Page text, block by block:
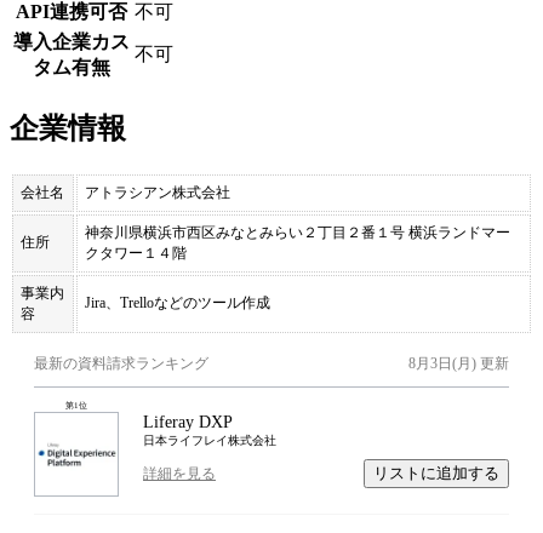
API連携可否 不可
導入企業カス
タム有無
不可
企業情報
会社名 アトラシアン株式会社
住所
神奈川県横浜市西区みなとみらい２丁目２番１号 横浜ランドマー
クタワー１４階
事業内
容
Jira、Trelloなどのツール作成
最新の資料請求ランキング 8月3日(月) 更新
第1位
Liferay DXP
日本ライフレイ株式会社
詳細を見る リストに追加する